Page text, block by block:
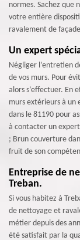
normes. Sachez que
votre entière
ravalement de
Un expert
Négliger l’entretien
de vos murs. Pour
alors s’effectuer. En
murs extérieurs à un
dans le 81190 pour
à contacter un
; Brun couverture
fruit de son
Entreprise de
Treban.
Si vous habitez à
de nettoyage et
métier depuis des
été satisfait par la